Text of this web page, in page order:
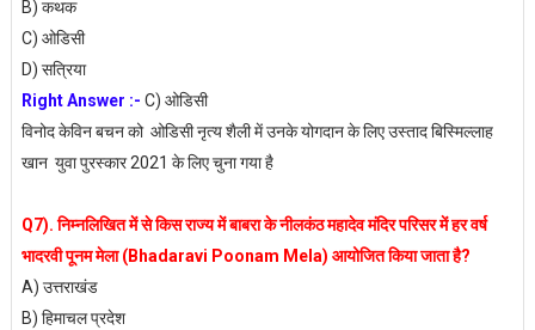
B) कथक
C) ओडिसी
D) सत्रिया
Right Answer :- C) ओडिसी
विनोद केविन बचन को ओडिसी नृत्य शैली में उनके योगदान के लिए उस्ताद बिस्मिल्लाह
खान युवा पुरस्कार 2021 के लिए चुना गया है
Q7). निम्नलिखित में से किस राज्य में बाबरा के नीलकंठ महादेव मंदिर परिसर में हर वर्ष
भादरवी पूनम मेला (Bhadaravi Poonam Mela) आयोजित किया जाता है?
A) उत्तराखंड
B) हिमाचल प्रदेश